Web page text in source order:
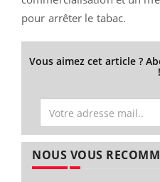
pour arrêter le tabac.
Vous aimez cet article ?
!
NOUS VOUS